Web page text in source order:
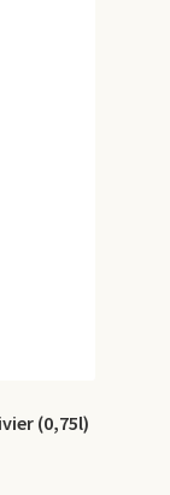
(0,75l)